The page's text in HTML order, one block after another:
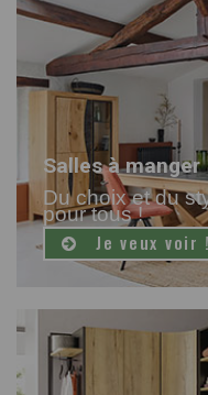
Salles à manger
Du choix et du
pour tous !
Je veux voir !